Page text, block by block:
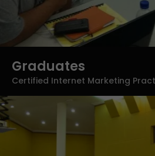
Graduates
Certified Internet Marketing